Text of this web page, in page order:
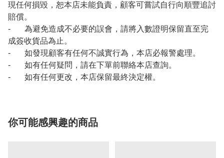
現任何損毀，恕本店未能負責，顧客可嘗試自行向順豐追討
賠償。
- 為避免造成不必要的誤會，請將入數證明保留直至完
成簽收貨品為止。
- 如發現顧客有任何不誠實行為，本店必報警處理。
- 如有任何疑問，請在下單前聯絡本店查詢。
- 如有任何更改，本店保留最終決定權。
你可能感興趣的商品